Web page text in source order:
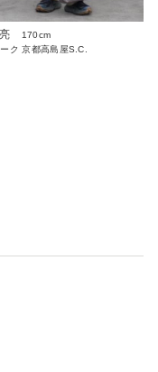
170cm
ク 京都高島屋S.C.